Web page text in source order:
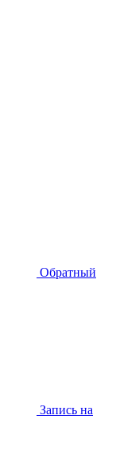
Обратный
Запись на